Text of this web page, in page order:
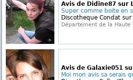
Avis de Didine87 sur
Super comme boite en
Discotheque Condat sur
Département de la Haute
Avis de Galaxie051
Moi mon avis sa serais